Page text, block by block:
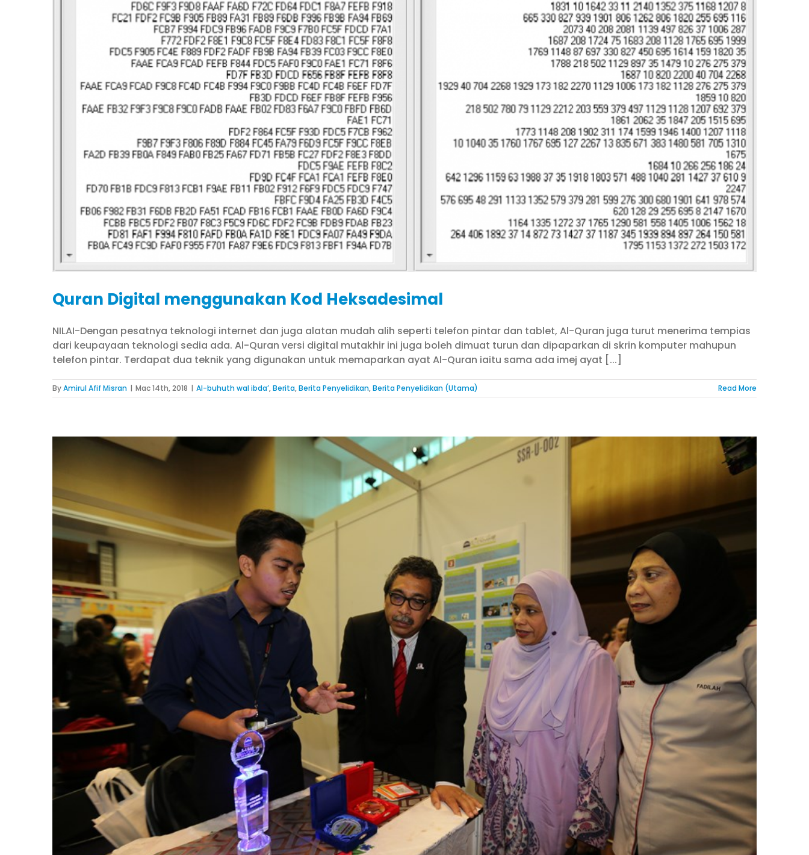
Quran Digital menggunakan Kod Heksadesimal
NILAI-Dengan pesatnya teknologi internet dan juga alatan mudah alih seperti telefon pintar dan tablet, Al-Quran juga turut menerima tempias
dari keupayaan teknologi sedia ada. Al-Quran versi digital mutakhir ini juga boleh dimuat turun dan dipaparkan di skrin komputer mahupun
telefon pintar. Terdapat dua teknik yang digunakan untuk memaparkan ayat Al-Quran iaitu sama ada imej ayat [...]
ByAmirul Afif Misran | Mac 14th, 2018 | Al-buhuth wal ibda’,Berita,Berita Penyelidikan,Berita Penyelidikan (Utama) Read More